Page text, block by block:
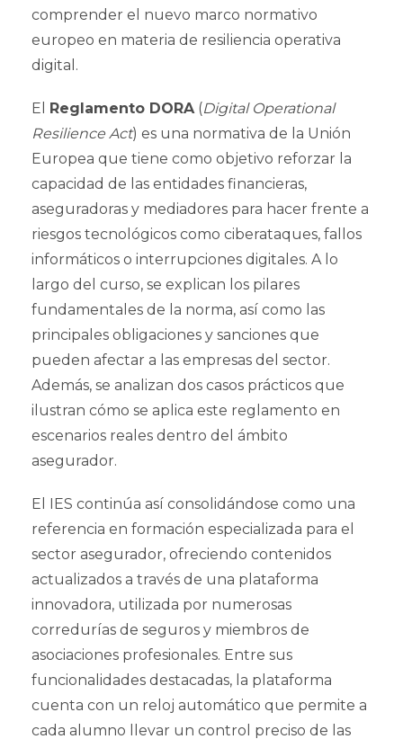
comprender el nuevo marco normativo
europeo en materia de resiliencia operativa
digital.
El Reglamento DORA(Digital Operational
Resilience Act) es una normativa de la Unión
Europea que tiene como objetivo reforzar la
capacidad de las entidades financieras,
aseguradoras y mediadores para hacer frente a
riesgos tecnológicos como ciberataques, fallos
informáticos o interrupciones digitales. A lo
largo del curso, se explican los pilares
fundamentales de la norma, así como las
principales obligaciones y sanciones que
pueden afectar a las empresas del sector.
Además, se analizan dos casos prácticos que
ilustran cómo se aplica este reglamento en
escenarios reales dentro del ámbito
asegurador.
El IES continúa así consolidándose como una
referencia en formación especializada para el
sector asegurador, ofreciendo contenidos
actualizados a través de una plataforma
innovadora, utilizada por numerosas
corredurías de seguros y miembros de
asociaciones profesionales. Entre sus
funcionalidades destacadas, la plataforma
cuenta con un reloj automático que permite a
cada alumno llevar un control preciso de las